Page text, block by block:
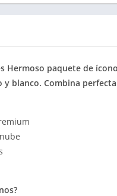
Hermoso paquete de
blanco. Combina